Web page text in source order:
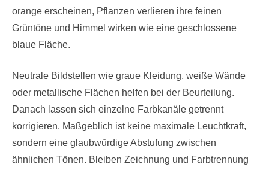
orange erscheinen, Pflanzen verlieren ihre feinen
Grüntöne und Himmel wirken wie eine geschlossene
blaue Fläche.
Neutrale Bildstellen wie graue Kleidung, weiße Wände
oder metallische Flächen helfen bei der Beurteilung.
Danach lassen sich einzelne Farbkanäle getrennt
korrigieren. Maßgeblich ist keine maximale Leuchtkraft,
sondern eine glaubwürdige Abstufung zwischen
ähnlichen Tönen. Bleiben Zeichnung und Farbtrennung